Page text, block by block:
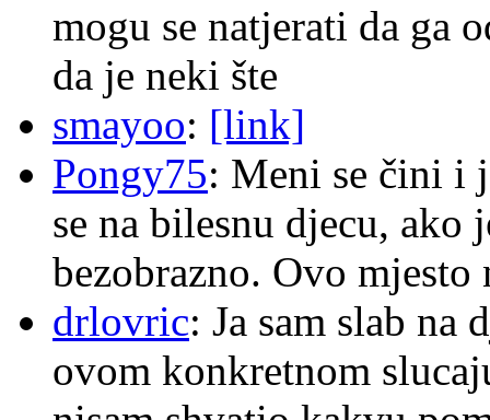
mogu se natjerati da ga
da je neki šte
smayoo: [link]
Pongy75: Meni se čini i
se na bilesnu djecu, ako
bezobrazno. Ovo
drlovric: Ja sam slab na
ovom konkretnom